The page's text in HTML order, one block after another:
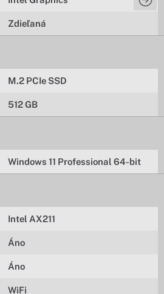
Zdieľaná
M.2 PCIe SSD
512 GB
Windows 11 Professional 64-bit
Intel AX211
Áno
Áno
WiFi